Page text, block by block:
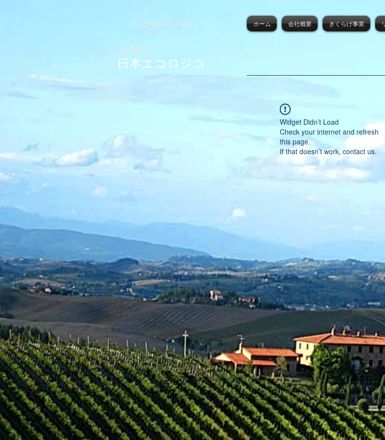
Ecoyapann
株式会社
日本エコロジコ
ホーム 会社概要 きくらげ事業
Widget Didn’t Load
Check your internet and refresh
this page.
If that doesn’t work, contact us.